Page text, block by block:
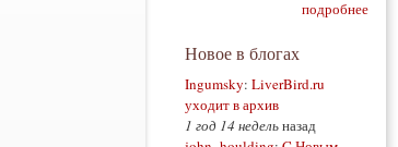
подробнее
Новое в блогах
Ingumsky: LiverBird.ru
уходит в архив
1 год 14 недельназад